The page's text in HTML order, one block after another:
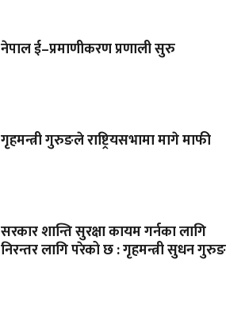
नेपाल ई–प्रमाणीकरण प्रणाली सुरु
गृहमन्त्री गुरुङले राष्ट्रियसभामा मागे माफी
सरकार शान्ति सुरक्षा कायम गर्नका लागि
निरन्तर लागि परेको छ : गृहमन्त्री सुधन गुरुङ